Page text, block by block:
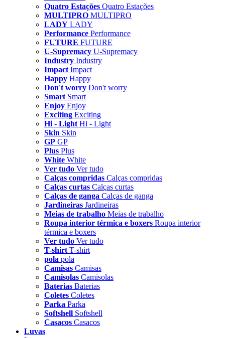
Quatro Estações Quatro Estações
MULTIPRO MULTIPRO
LADY LADY
Performance Performance
FUTURE FUTURE
U-Supremacy U-Supremacy
Industry Industry
Impact Impact
Happy Happy
Don't worry Don't worry
Smart Smart
Enjoy Enjoy
Exciting Exciting
Hi - Light Hi - Light
Skin Skin
GP GP
Plus Plus
White White
Ver tudo Ver tudo
Calças compridas Calças compridas
Calças curtas Calças curtas
Calças de ganga Calças de ganga
Jardineiras Jardineiras
Meias de trabalho Meias de trabalho
Roupa interior térmica e boxers Roupa interior
térmica e boxers
Ver tudo Ver tudo
T-shirt T-shirt
pola pola
Camisas Camisas
Camisolas Camisolas
Baterias Baterias
Coletes Coletes
Parka Parka
Softshell Softshell
Casacos Casacos
Luvas